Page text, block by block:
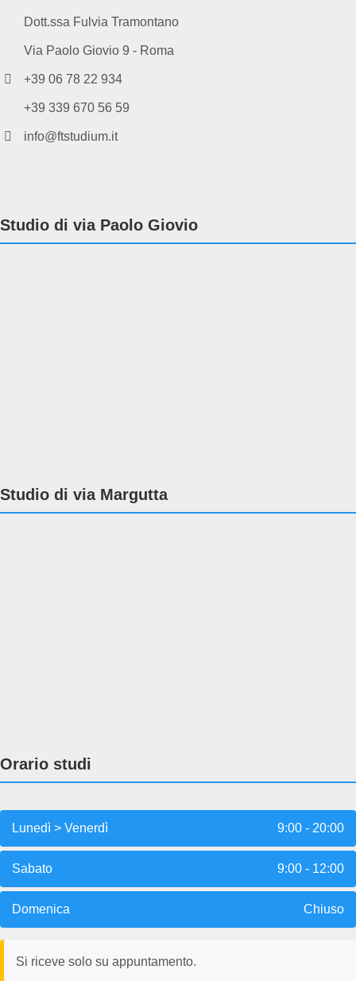
Dott.ssa Fulvia Tramontano
Via Paolo Giovio 9 - Roma
+39 06 78 22 934
+39 339 670 56 59
info@ftstudium.it
Studio di via Paolo Giovio
Studio di via Margutta
Orario studi
Lunedì > Venerdì 9:00 - 20:00
Sabato 9:00 - 12:00
Domenica Chiuso
Si riceve solo su appuntamento.